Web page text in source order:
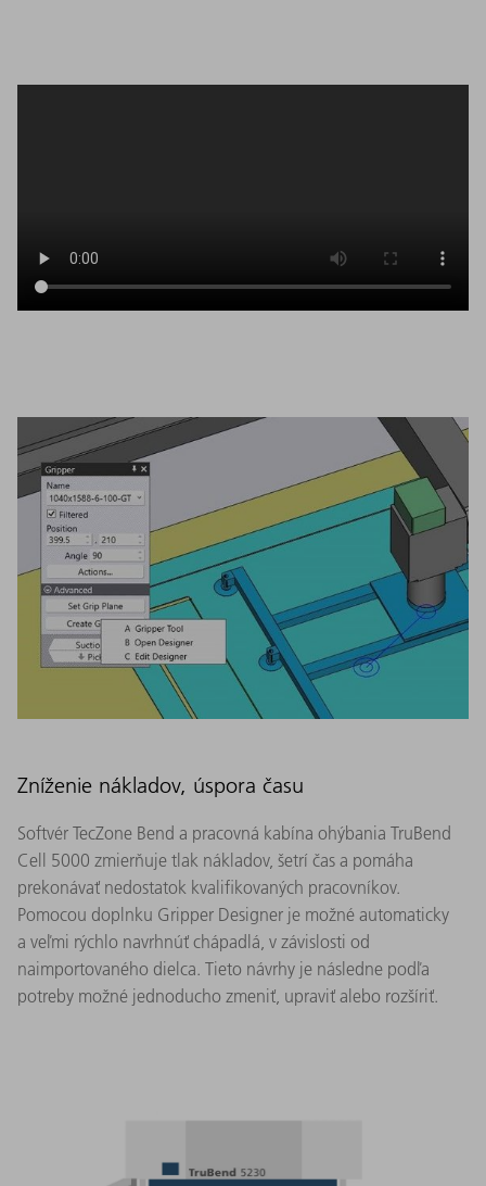
Zníženie nákladov, úspora času
Softvér TecZone Bend a pracovná kabína ohýbania TruBend
Cell 5000 zmierňuje tlak nákladov, šetrí čas a pomáha
prekonávať nedostatok kvalifikovaných pracovníkov.
Pomocou doplnku Gripper Designer je možné automaticky
a veľmi rýchlo navrhnúť chápadlá, v závislosti od
naimportovaného dielca. Tieto návrhy je následne podľa
potreby možné jednoducho zmeniť, upraviť alebo rozšíriť.